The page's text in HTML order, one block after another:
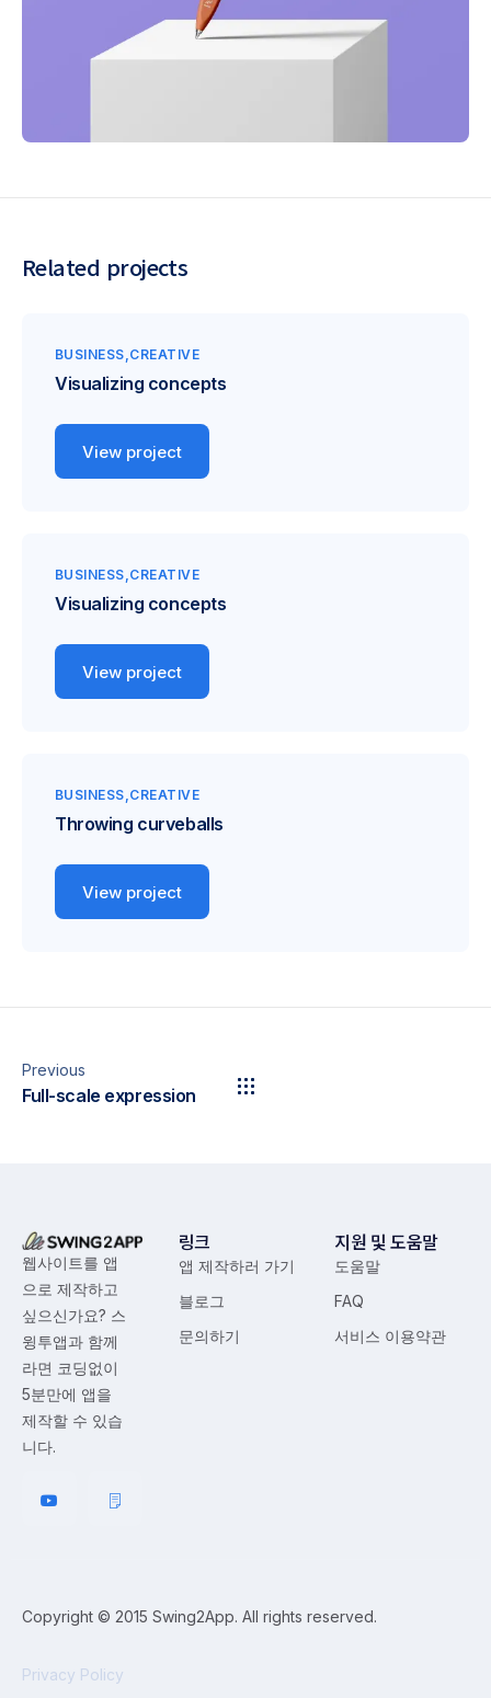
Related projects
BUSINESS CREATIVE
Visualizing concepts
View project
BUSINESS CREATIVE
Visualizing concepts
View project
BUSINESS CREATIVE
Throwing curveballs
View project
Previous
Full-scale expression
웹사이트를 앱
으로 제작하고
싶으신가요? 스
윙투앱과 함께
라면 코딩없이
5분만에 앱을
제작할 수 있습
니다.
링크
앱 제작하러 가기
블로그
문의하기
지원 및 도움말
도움말
FAQ
서비스 이용약관
Copyright © 2015 Swing2App. All rights reserved.
Privacy Policy